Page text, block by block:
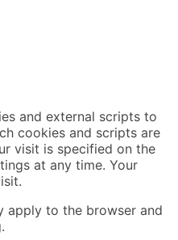
and external scripts to
cookies and scripts are
visit is specified on the
at any time. Your
apply to the browser and